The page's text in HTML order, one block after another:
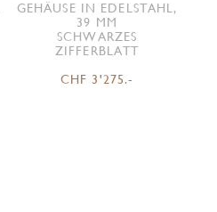
GEHÄUSE IN EDELSTAHL,
39 MM
SCHWARZES
ZIFFERBLATT
CHF 3'275.-